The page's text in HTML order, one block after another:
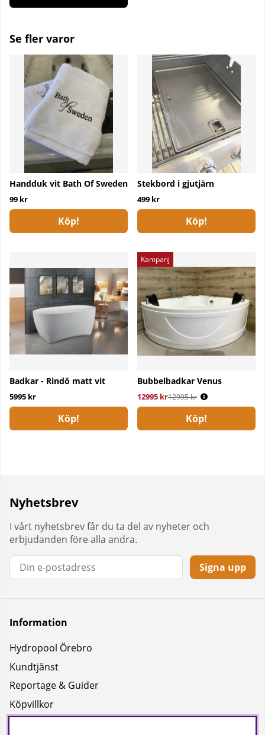
Se fler varor
Handduk vit Bath Of Sweden
99 kr
Köp!
Stekbord i gjutjärn
499 kr
Köp!
Badkar - Rindö matt vit
5995 kr
Köp!
Kampanj
Bubbelbadkar Venus
12995 kr
Ordinarie pris:
12995 kr
Köp!
Nyhetsbrev
I vårt nyhetsbrev får du ta del av nyheter och
erbjudanden före alla andra.
Signa upp
Information
Hydropool Örebro
Kundtjänst
Reportage & Guider
Köpvillkor